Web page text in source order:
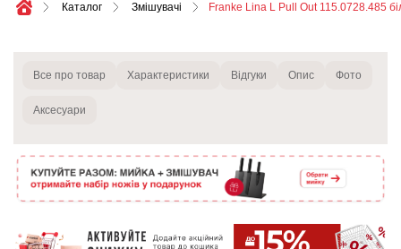
Каталог Змішувачі Franke Lina L Pull Out 115.0728.485
Все про товар Характеристики Відгуки Опис Фото
Аксесуари